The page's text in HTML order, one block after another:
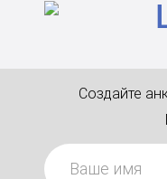
Создайте